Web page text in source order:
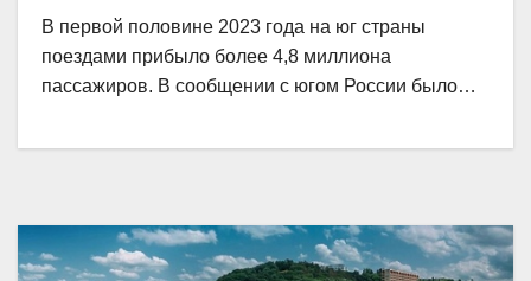
В первой половине 2023 года на юг страны
поездами прибыло более 4,8 миллиона
пассажиров. В сообщении с югом России было…